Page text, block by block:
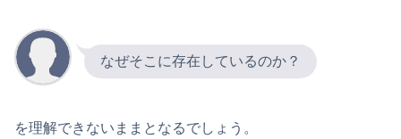
なぜそこに存在しているのか？
を理解できないままとなるでしょう。